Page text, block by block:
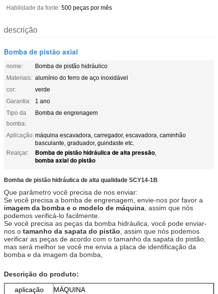
Habilidade da fonte: 500 peças por mês
descrição
Bomba de pistão axial
nome:
Bomba de pistão hidráulico
Materiais: alumínio do ferro de aço inoxidável
cor:
verde
Garantia:
1 ano
Tipo da
bomba:
Bomba de engrenagem
Aplicação:máquina escavadora, carregador, escavadora, caminhão
basculante, graduador, guindaste etc.
Realçar:
Bomba de pistão hidráulica de alta pressão,
bomba axial do pistão
Bomba de pistão hidráulica de alta qualidade SCY14-1B
Que parâmetro você precisa de nos enviar:
Se você precisa a bomba de engrenagem, envie-nos por favor a
imagem da bomba e o modelo de máquina , assim que nós
podemos verificá-lo facilmente.
Se você precisa as peças da bomba hidráulica, você pode enviar-
nos o tamanho da sapata do pistão , assim que nós podemos
verificar as peças de acordo com o tamanho da sapata do pistão,
mas será melhor se você me envia a placa de identificação da
bomba e da imagem da bomba,
Descrição do produto:
aplicação
MÁQUINA